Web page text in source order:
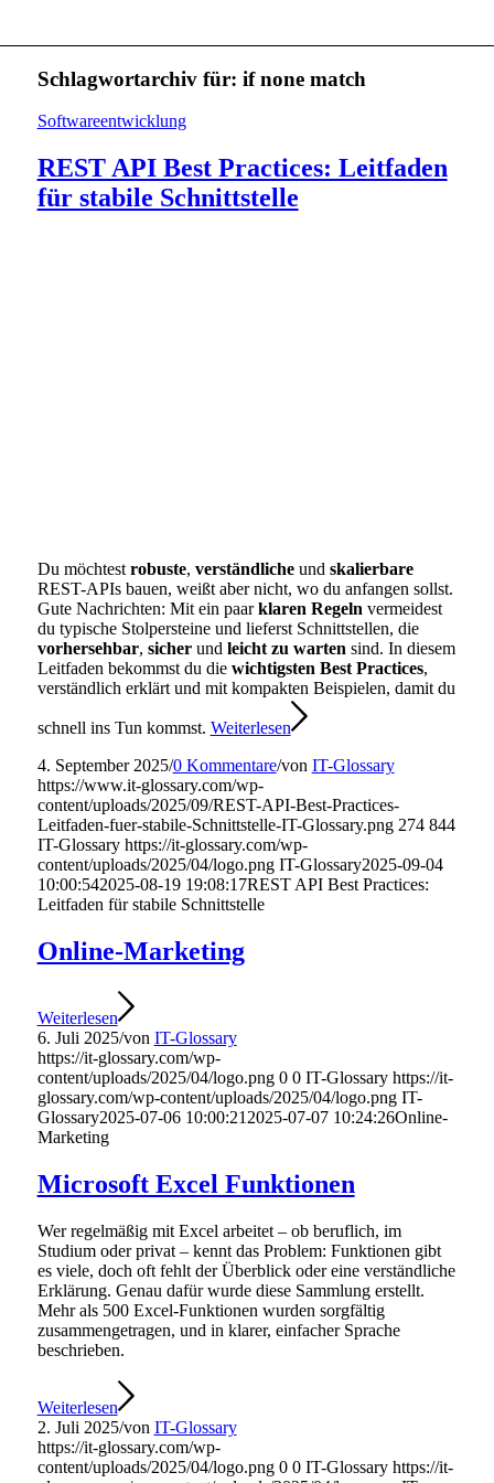
Schlagwortarchiv für: if none match
Softwareentwicklung
REST API Best Practices: Leitfaden
für stabile Schnittstelle
Du möchtest robuste, verständlicheund skalierbare
REST-APIs bauen, weißt aber nicht, wo du anfangen sollst.
Gute Nachrichten: Mit ein paarklaren Regeln vermeidest
du typische Stolpersteine und lieferst Schnittstellen, die
vorhersehbar, sicherund leicht zu warten sind. In diesem
Leitfaden bekommst du die wichtigsten Best Practices,
verständlich erklärt und mit kompakten Beispielen, damit du
schnell ins Tun kommst. Weiterlesen
4. September 2025/0 Kommentare/von IT-Glossary
https://www.it-glossary.com/wp-
content/uploads/2025/09/REST-API-Best-Practices-
Leitfaden-fuer-stabile-Schnittstelle-IT-Glossary.png 274 844
IT-Glossary https://it-glossary.com/wp-
content/uploads/2025/04/logo.png IT-Glossary2025-09-04
10:00:542025-08-19 19:08:17REST API Best Practices:
Leitfaden für stabile Schnittstelle
Online-Marketing
Weiterlesen
6. Juli 2025/von IT-Glossary
https://it-glossary.com/wp-
content/uploads/2025/04/logo.png 0 0 IT-Glossary https://it-
glossary.com/wp-content/uploads/2025/04/logo.png IT-
Glossary2025-07-06 10:00:21 2025-07-07 10:24:26Online-
Marketing
Microsoft Excel Funktionen
Wer regelmäßig mit Excel arbeitet – ob beruflich, im
Studium oder privat – kennt das Problem: Funktionen gibt
es viele, doch oft fehlt der Überblick oder eine verständliche
Erklärung. Genau dafür wurde diese Sammlung erstellt.
Mehr als 500 Excel-Funktionen wurden sorgfältig
zusammengetragen, und in klarer, einfacher Sprache
beschrieben.
Weiterlesen
2. Juli 2025/von IT-Glossary
https://it-glossary.com/wp-
content/uploads/2025/04/logo.png 0 0 IT-Glossary https://it-